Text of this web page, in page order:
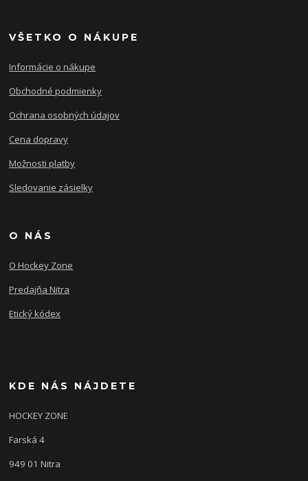
VŠETKO O NÁKUPE
Informácie o nákupe
Obchodné podmienky
Ochrana osobných údajov
Cena dopravy
Možnosti platby
Sledovanie zásielky
O NÁS
O Hockey Zone
Predajňa Nitra
Etický kódex
KDE NÁS NÁJDETE
HOCKEY ZONE
Farská 4
949 01 Nitra